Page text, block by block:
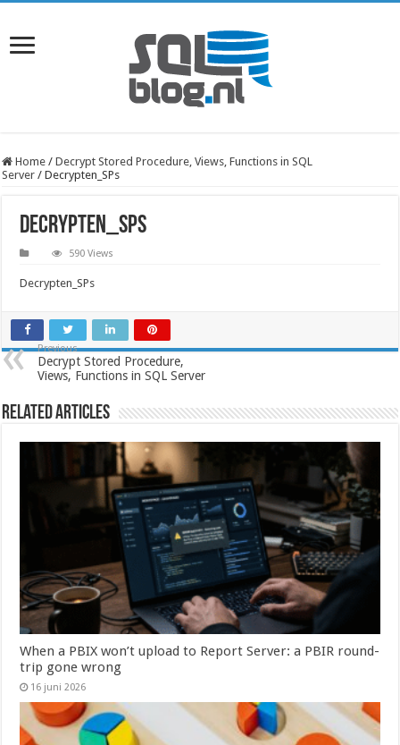
Home / Decrypt Stored Procedure, Views, Functions in SQL
Server / Decrypten_SPs
Decrypten_SPs
590 Views
Decrypten_SPs
Previous
Decrypt Stored Procedure,
Views, Functions in SQL Server
Related Articles
When a PBIX won’t upload to Report Server: a PBIR round-
trip gone wrong
16 juni 2026